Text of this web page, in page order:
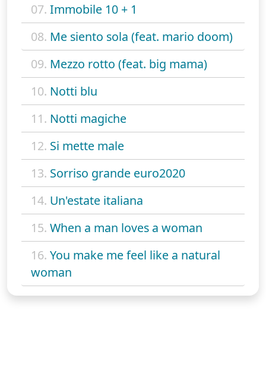
07. Immobile 10 + 1
08. Me siento sola (feat. mario doom)
09. Mezzo rotto (feat. big mama)
10. Notti blu
11. Notti magiche
12. Si mette male
13. Sorriso grande euro2020
14. Un'estate italiana
15. When a man loves a woman
16. You make me feel like a natural
woman